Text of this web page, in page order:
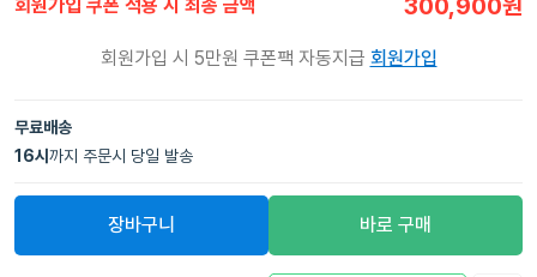
회원가입 쿠폰 적용 시 최종 금액 300,900원
회원가입 시 5만원 쿠폰팩 자동지급 회원가입
무료배송
16시 까지 주문시 당일 발송
장바구니 바로 구매